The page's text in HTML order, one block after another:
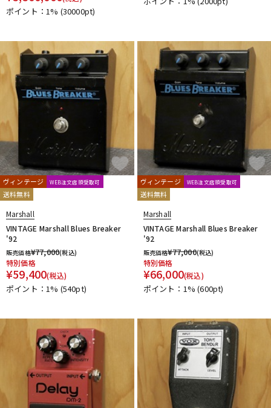
ポイント：1% (30000pt)
ヴィンテージ WEB注文店頭受取可
送料無料
Marshall
VINTAGE Marshall Blues Breaker
'92
販売価格¥77,000(税込)
特別価格
¥59,400(税込)
ポイント：1% (540pt)
ヴィンテージ WEB注文店頭受取可
送料無料
Marshall
VINTAGE Marshall Blues Breaker
'92
販売価格¥77,000(税込)
特別価格
¥66,000(税込)
ポイント：1%(600pt)